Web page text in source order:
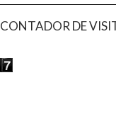
CONTADOR DE